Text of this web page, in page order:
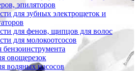
эпиляторов
для зубных электрощеток и
для фенов, щипцов для волос
для молокоотсосов
бензоинструмента
овощерезок
водяных насосов